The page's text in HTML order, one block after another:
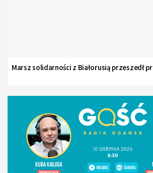
Marsz solidarności z Białorusią przeszedł